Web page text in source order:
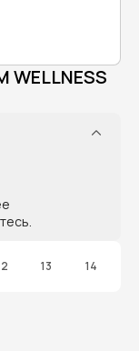
WELLNESS
13 14